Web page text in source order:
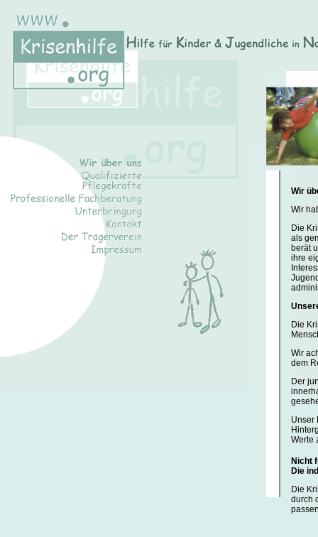
Wir
Wir
Die
als
berät
ihre
Die
Wir
dem
Der
Unser
Werte
Nicht
Die
Die
durch